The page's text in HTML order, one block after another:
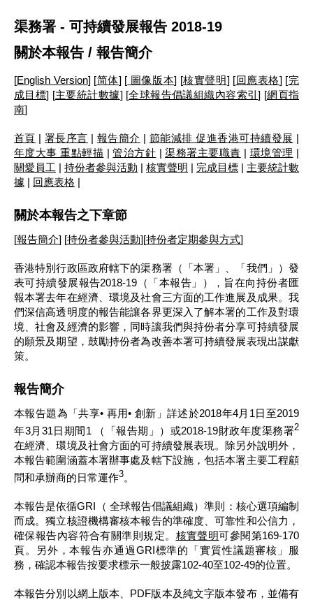
渠務署 - 可持續發展報告 2018-19
關於本報告 / 報告簡介
[English Version] [简体] [ 圖像版本] [核實聲明] [回應表格] [完
成目標] [主要統計數據] [全球報告倡議組織內容索引] [網頁指
南]
首頁 | 署長序言 | 報告簡介 | 節能減排 促進香港可持續發展 |
年度大事 重點輕描 |管治方針 |渠務署主要職責 | 環境管理 |
關愛員工 | 持份者參與活動 | 核實聲明 | 完成目標 | 主要統計數
據 | 回應表格 |
關於本報告之下章節
[報告簡介] [持份者參與活動][持份者定期參與方式]
香港特別行政區政府轄下的渠務署（「本署」、「我們」）發
表可持續發展報告2018-19（「本報告」），旨在向持份者匯
報本署去年在經濟、環境及社會三方面的工作進展及成果。我
們深信高透明度的報告能讓各界更深入了解本署的工作及對環
境、社會及經濟的影響，同時讓我們與持份者分享可持續發展
的願景及期望，鼓勵持份者為改善本署可持續發展表現出謀獻
策。
報告簡介
本報告題為「共享• 再用• 創新」詳述於2018年4月1日至2019
年3月31日期間1 （「報告期」）或2018-19財政年度渠務署2
在經濟、環境及社會方面的可持續發展表現。除另外說明外，
本報告範圍涵蓋本署辦事處及轄下設施，包括本署主要工程顧
問和承辦商的日常運作3。
本報告是依循GRI（ 全球報告倡議組織）準則：核心選項編制
而成。獨立核證機構審核本報告的準確度、可靠性和公信力，
確保報告內容符合有關準則規定。 核實聲明可參閱第169-170
頁。另外，本報告亦通過GRI標準的「實質性議題審核」服
務，確認本報告按要求標示一般披露102-40至102-49的位置。
本報告分別以網上版本、PDF版本及純文字版本發布，並備有